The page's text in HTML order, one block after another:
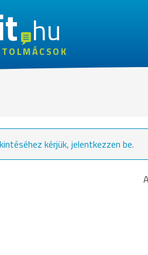
hu
kérjük, jelentkezzen be.